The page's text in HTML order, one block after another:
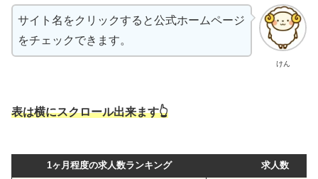
けん
サイト名をクリックすると公式ホームページ
をチェックできます。
表は横にスクロール出来ます👆
1ヶ月程度の求人数ランキング 求人数